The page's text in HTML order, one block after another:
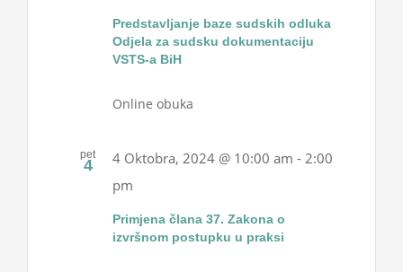
Predstavljanje baze sudskih odluka
Odjela za sudsku dokumentaciju
VSTS-a BiH
Online obuka
pet
4
Primjena člana 37. Zakona o
izvršnom postupku u praksi
4 Oktobra, 2024 @ 10:00 am -2:00
pm